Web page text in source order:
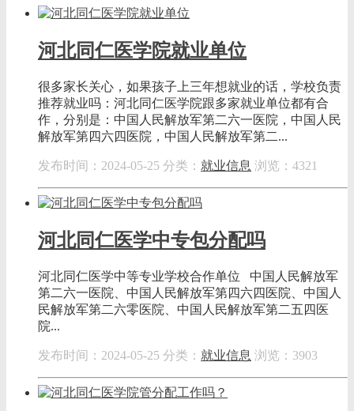
河北同仁医学院就业单位
很多家长关心，如果孩子上三年想就业的话，学校负责
推荐就业吗：河北同仁医学院跟多家就业单位都有合
作，分别是：中国人民解放军第二六一医院，中国人民
解放军第四六四医院，中国人民解放军第二...
发布时间：2024-05-25 分类： 就业信息 浏览：4321
河北同仁医学中专包分配吗
河北同仁医学中等专业学校合作单位 中国人民解放军
第二六一医院、中国人民解放军第四六四医院、中国人
民解放军第二六零医院、中国人民解放军第二五四医
院...
发布时间：2024-05-25 分类： 就业信息 浏览：3903